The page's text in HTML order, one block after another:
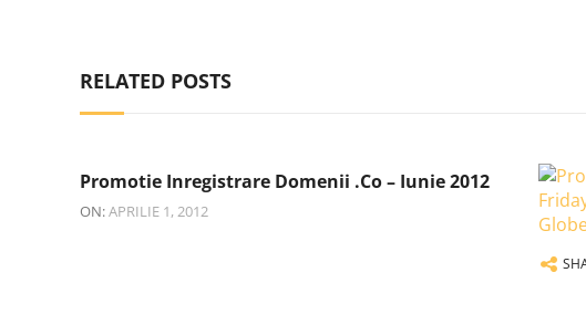
RELATED POSTS
Promotie Inregistrare Domenii .co – Iunie 2012
ON:APRILIE 1, 2012